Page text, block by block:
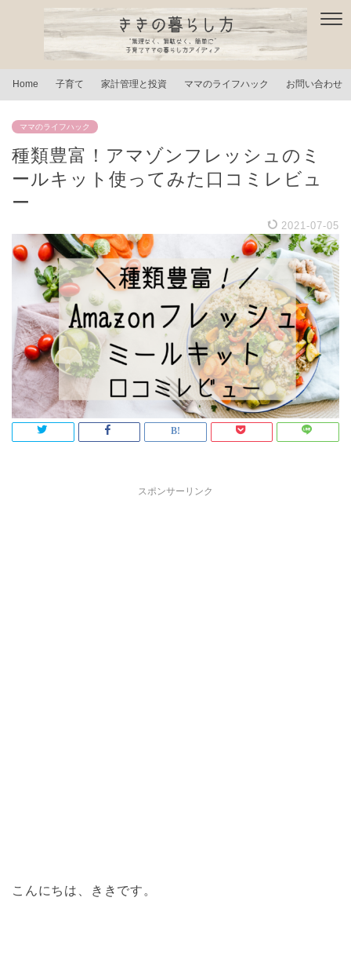
Home 子育て 家計管理と投資 ママのライフハック お問い合わせ
ママのライフハック
種類豊富！アマゾンフレッシュのミ
ールキット使ってみた口コミレビュ
ー
2021-07-05
スポンサーリンク
こんにちは、ききです。